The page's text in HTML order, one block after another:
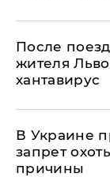
После
жителя
хантавирус
В Украине
запрет
причины